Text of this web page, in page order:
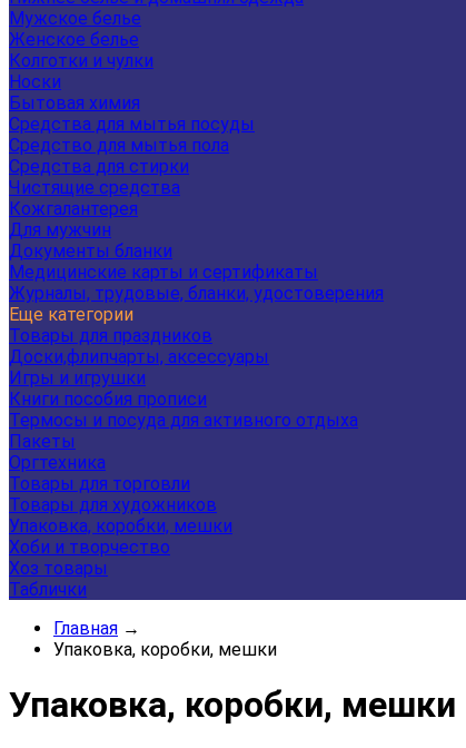
Мужское белье
Женское белье
Колготки и чулки
Носки
Бытовая химия
Средства для мытья посуды
Средство для мытья пола
Средства для стирки
Чистящие средства
Кожгалантерея
Для мужчин
Документы бланки
Медицинские карты и сертификаты
Журналы, трудовые, бланки, удостоверения
Еще категории
Товары для праздников
Доски,флипчарты, аксессуары
Игры и игрушки
Книги пособия прописи
Термосы и посуда для активного отдыха
Пакеты
Оргтехника
Товары для торговли
Товары для художников
Упаковка, коробки, мешки
Хоби и творчество
Хоз товары
Таблички
Главная →
Упаковка, коробки, мешки
Упаковка, коробки, мешки